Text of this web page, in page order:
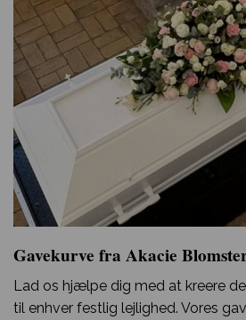
Gavekurve fra Akacie
Lad os hjælpe dig med at kreere
til enhver festlig lejlighed. Vores